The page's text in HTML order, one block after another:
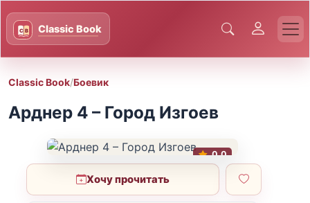
Classic Book/Боевик
Арднер 4 – Город Изгоев
0.0
Хочу прочитать